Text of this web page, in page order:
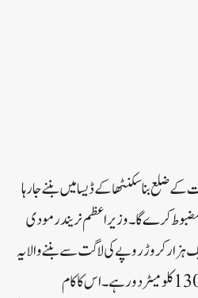
کے ضلع بناسکنٹھا کے ڈیسا میں بننے جا رہا
کرے گا۔وزیر اعظم نریندر مودی
ہزار کروڑ روپے کی لاگت سے بننے والا یہ
ایئربیس پاکستانی سرحد سے صرف 130 کلومیٹر دور ہے۔اس کا کام